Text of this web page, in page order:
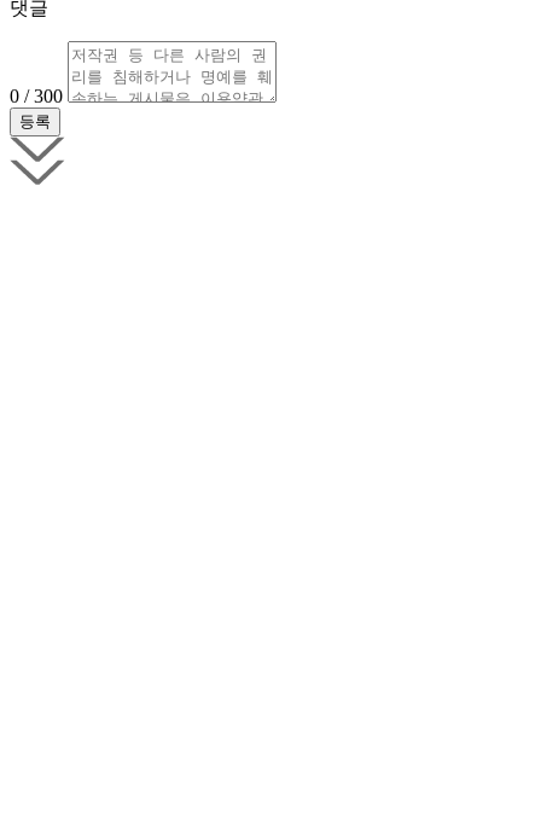
댓글
0 / 300